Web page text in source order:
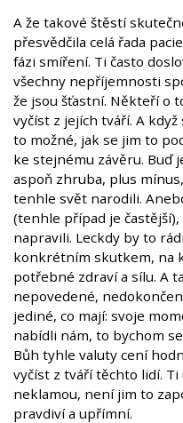
A že takové štěstí
přesvědčila celá řada
fázi smíření. Ti často
všechny nepříjemnosti
že jsou šťastní. Někteří o
vyčíst z jejích tváří. A
to možné, jak se jim to
ke stejnému závěru. Buď
aspoň zhruba, plus
tenhle svět narodili.
(tenhle případ je
napravili. Leckdy by to
konkrétním skutkem, na
potřebné zdraví a sílu. A
nepovedené,
jediné, co mají: svoje
nabídli nám, to bychom
Bůh tyhle valuty cení
vyčíst z tváří těchto lidí.
neklamou, není jim to
pravdiví a upřímní.